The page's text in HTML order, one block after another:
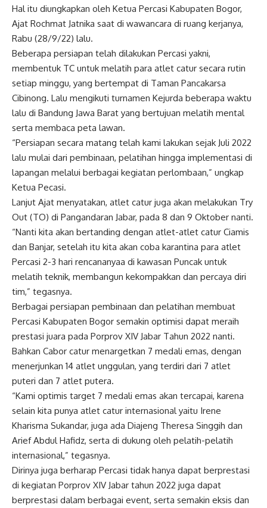
Hal itu diungkapkan oleh Ketua Percasi Kabupaten Bogor,
Ajat Rochmat Jatnika saat di wawancara di ruang kerjanya,
Rabu (28/9/22) lalu.
Beberapa persiapan telah dilakukan Percasi yakni,
membentuk TC untuk melatih para atlet catur secara rutin
setiap minggu, yang bertempat di Taman Pancakarsa
Cibinong. Lalu mengikuti turnamen Kejurda beberapa waktu
lalu di Bandung Jawa Barat yang bertujuan melatih mental
serta membaca peta lawan.
“Persiapan secara matang telah kami lakukan sejak Juli 2022
lalu mulai dari pembinaan, pelatihan hingga implementasi di
lapangan melalui berbagai kegiatan perlombaan,” ungkap
Ketua Pecasi.
Lanjut Ajat menyatakan, atlet catur juga akan melakukan Try
Out (TO) di Pangandaran Jabar, pada 8 dan 9 Oktober nanti.
“Nanti kita akan bertanding dengan atlet-atlet catur Ciamis
dan Banjar, setelah itu kita akan coba karantina para atlet
Percasi 2-3 hari rencananyaa di kawasan Puncak untuk
melatih teknik, membangun kekompakkan dan percaya diri
tim,” tegasnya.
Berbagai persiapan pembinaan dan pelatihan membuat
Percasi Kabupaten Bogor semakin optimisi dapat meraih
prestasi juara pada Porprov XIV Jabar Tahun 2022 nanti.
Bahkan Cabor catur menargetkan 7 medali emas, dengan
menerjunkan 14 atlet unggulan, yang terdiri dari 7 atlet
puteri dan 7 atlet putera.
“Kami optimis target 7 medali emas akan tercapai, karena
selain kita punya atlet catur internasional yaitu Irene
Kharisma Sukandar, juga ada Diajeng Theresa Singgih dan
Arief Abdul Hafidz, serta di dukung oleh pelatih-pelatih
internasional,” tegasnya.
Dirinya juga berharap Percasi tidak hanya dapat berprestasi
di kegiatan Porprov XIV Jabar tahun 2022 juga dapat
berprestasi dalam berbagai event, serta semakin eksis dan